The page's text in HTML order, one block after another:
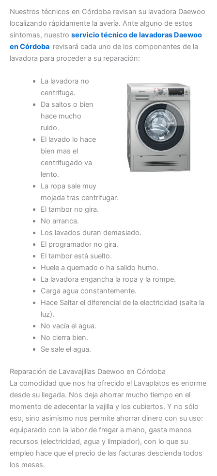
Nuestros técnicos en Córdoba revisan su lavadora Daewoo
localizando rápidamente la avería. Ante alguno de estos
síntomas, nuestro servicio técnico de lavadoras Daewoo
en Córdoba revisará cada uno de los componentes de la
lavadora para proceder a su reparación:
La lavadora no
centrifuga.
Da saltos o bien
hace mucho
ruido.
El lavado lo hace
bien mas el
centrifugado va
lento.
La ropa sale muy
mojada tras centrifugar.
El tambor no gira.
No arranca.
Los lavados duran demasiado.
El programador no gira.
El tambor está suelto.
Huele a quemado o ha salido humo.
La lavadora engancha la ropa y la rompe.
Carga agua constantemente.
Hace Saltar el diferencial de la electricidad (salta la
luz).
No vacía el agua.
No cierra bien.
Se sale el agua.
Reparación de Lavavajillas Daewoo en Córdoba
La comodidad que nos ha ofrecido el Lavaplatos es enorme
desde su llegada. Nos deja ahorrar mucho tiempo en el
momento de adecentar la vajilla y los cubiertos. Y no sólo
eso, sino asimismo nos permite ahorrar dinero con su uso:
equiparado con la labor de fregar a mano, gasta menos
recursos (electricidad, agua y limpiador), con lo que su
empleo hace que el precio de las facturas descienda todos
los meses.